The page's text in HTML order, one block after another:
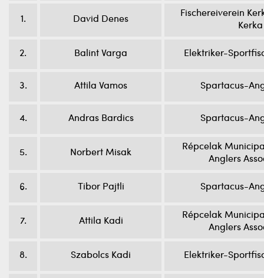
1. David Denes
Fischereiverein
Kerka
2. Balint Varga Elektriker-
3. Attila Vamos Spartacus-
4. Andras Bardics Spartacus-
5. Norbert Misak
Répcelak
Anglers
6. Tibor Pajtli Spartacus-
7. Attila Kadi
Répcelak
Anglers
8. Szabolcs Kadi Elektriker-